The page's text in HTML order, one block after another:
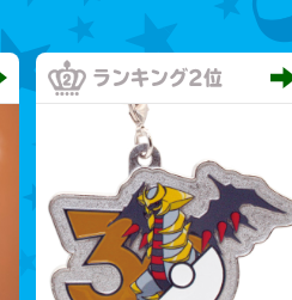
ランキング2位